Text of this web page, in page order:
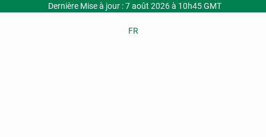
Dernière Mise à jour : 7 août 2026 à 10h45 GMT
FR